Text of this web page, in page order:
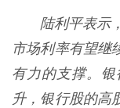
陆利平表示，
市场利率有望继
有力的支撑。
升，银行股的高